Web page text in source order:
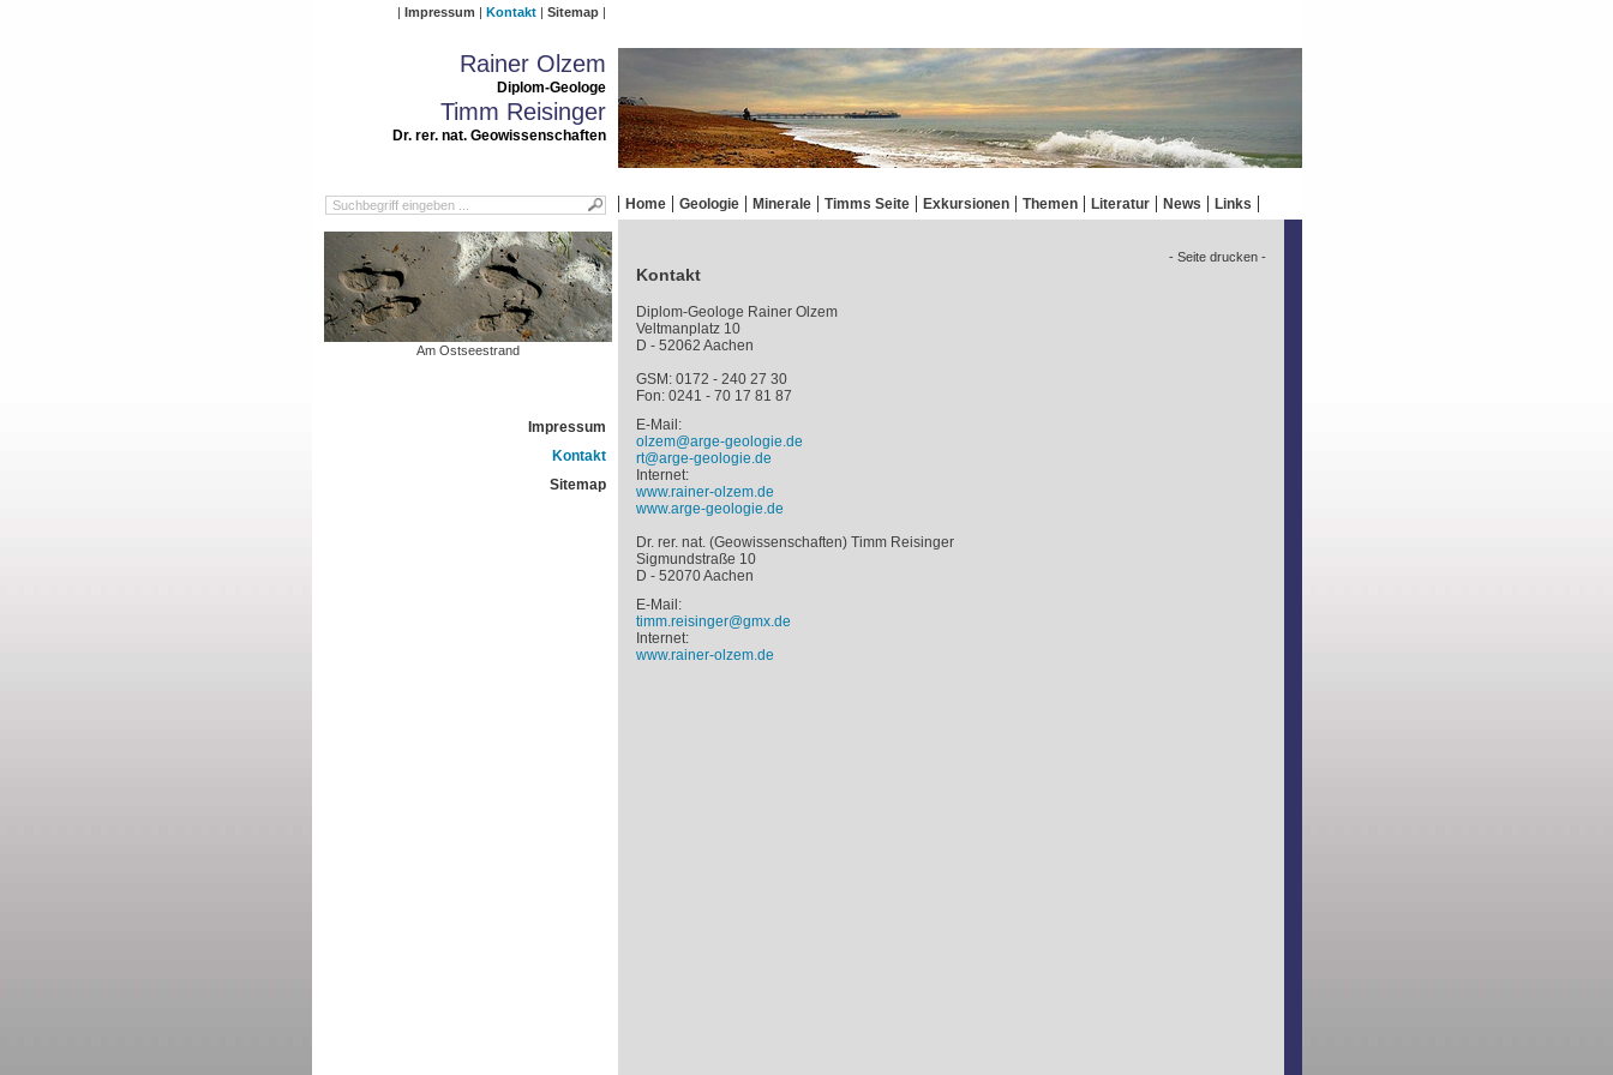
Impressum Kontakt Sitemap
Rainer Olzem
Diplom-Geologe
Timm Reisinger
Dr. rer. nat. Geowissenschaften
Home Geologie Minerale Timms Seite Exkursionen Themen Literatur News Links
Am Ostseestrand
Impressum
Kontakt
Sitemap
- Seite drucken -
Kontakt
Diplom-Geologe Rainer Olzem
Veltmanplatz 10
D - 52062 Aachen
GSM: 0172 - 240 27 30
Fon: 0241 - 70 17 81 87
E-Mail:
olzem@arge-geologie.de
rt@arge-geologie.de
Internet:
www.rainer-olzem.de
www.arge-geologie.de
Dr. rer. nat. (Geowissenschaften) Timm Reisinger
Sigmundstraße 10
D - 52070 Aachen
E-Mail:
timm.reisinger@gmx.de
Internet:
www.rainer-olzem.de